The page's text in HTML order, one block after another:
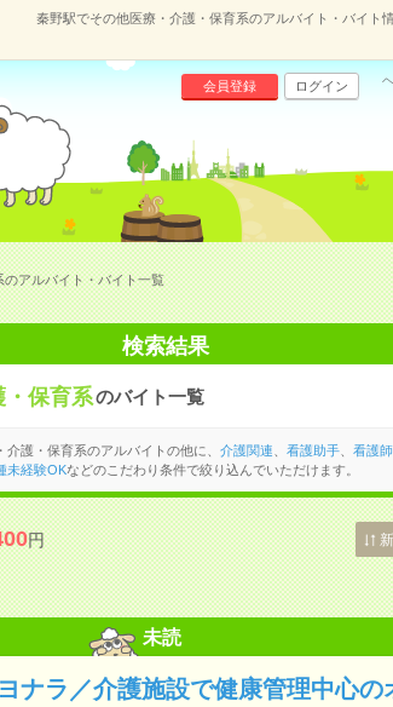
秦野駅でその他医療・介護・保育系のアルバイト・バイト
会員登録 ログイン
アルバイト・バイト一覧
検索結果
・保育系のバイト一覧
護・保育系のアルバイトの他に、 介護関連 看護助手、 看護
未経験OKなどのこだわり条件で絞り込んでいただけます。
円
未読
ナラ／介護施設で健康管理中心の